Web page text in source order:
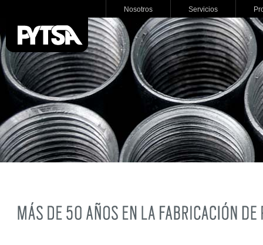
Nosotros Servicios